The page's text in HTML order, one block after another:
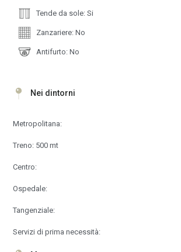
Tende da sole: Si
Zanzariere: No
Antifurto: No
Nei dintorni
Metropolitana:
Treno: 500 mt
Centro:
Ospedale:
Tangenziale:
Servizi di prima necessità: